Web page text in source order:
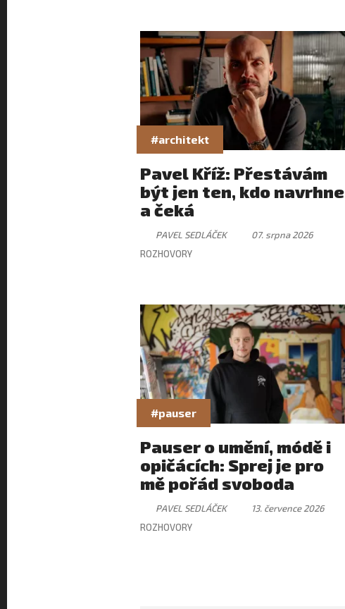
#architekt
Pavel Kříž: Přestávám
být jen ten, kdo navrhne
a čeká
PAVEL SEDLÁČEK
07. srpna 2026
ROZHOVORY
#pauser
Pauser o umění, módě i
opičácích: Sprej je pro
mě pořád svoboda
PAVEL SEDLÁČEK
13. července 2026
ROZHOVORY